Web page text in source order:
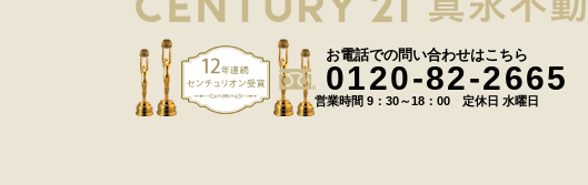
お電話での問い合わせはこちら
0120-82-2665
営業時間 9：30～18：00 定休日 水曜日